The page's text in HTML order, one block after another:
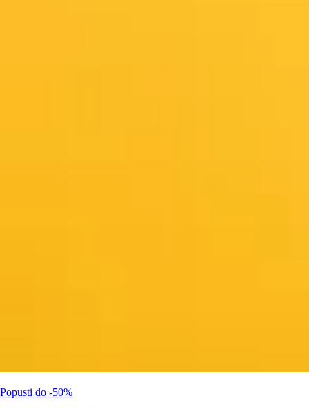
Popusti do -50%